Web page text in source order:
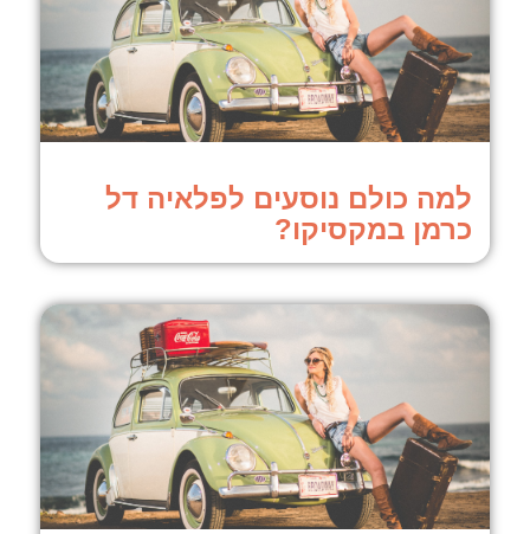
למה כולם נוסעים לפלאיה דל
כרמן במקסיקו?